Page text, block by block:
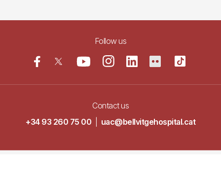
Follow us
Contact us
+34 93 260 75 00
uac@bellvitgehospital.cat